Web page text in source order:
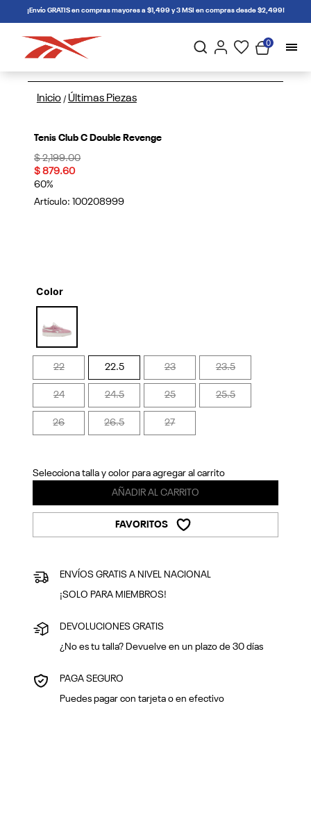
connectif¡Envío GRATIS en compras mayores a $1,499 y 3 MSI en compras desde $2,499!
0
Inicio / Últimas Piezas
Tenis Club C Double Revenge
Price reduced from
$ 2,199.00to
$ 879.60
60%
Artículo: 100208999
Color
selected
22 22.5 23 23.5
24 24.5 25 25.5
26 26.5 27
Selecciona talla y color para agregar al carrito
AÑADIR AL CARRITO
FAVORITOS
ENVÍOS GRATIS A NIVEL NACIONAL
¡SOLO PARA MIEMBROS!
DEVOLUCIONES GRATIS
¿No es tu talla? Devuelve en un plazo de 30 días
PAGA SEGURO
Puedes pagar con tarjeta o en efectivo